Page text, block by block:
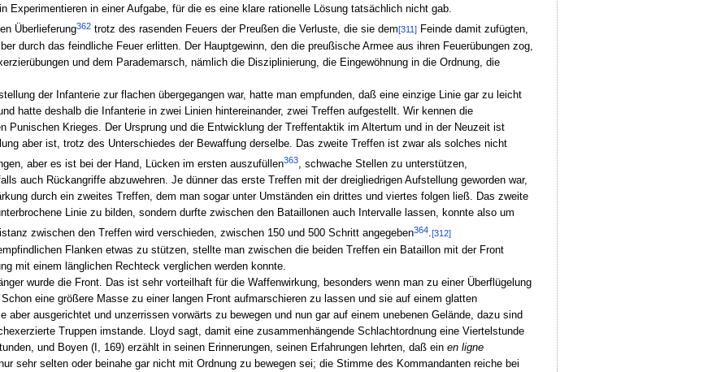
Experimentieren in einer Aufgabe, für die es eine klare rationelle Lösung tatsächlich nicht gab.
Überlieferung362 trotz des rasenden Feuers der Preußen die Verluste, die sie dem[311] Feinde damit zufügten,
durch das feindliche Feuer erlitten. Der Hauptgewinn, den die preußische Armee aus ihren Feuerübungen zog,
und dem Parademarsch, nämlich die Disziplinierung, die Eingewöhnung in die Ordnung, die
der Infanterie zur flachen übergegangen war, hatte man empfunden, daß eine einzige Linie gar zu leicht
hatte deshalb die Infanterie in zwei Linien hintereinander, zwei Treffen aufgestellt. Wir kennen die
Punischen Krieges. Der Ursprung und die Entwicklung der Treffentaktik im Altertum und in der Neuzeit ist
aber ist, trotz des Unterschiedes der Bewaffung derselbe. Das zweite Treffen ist zwar als solches nicht
aber es ist bei der Hand, Lücken im ersten auszufüllen363, schwache Stellen zu unterstützen,
auch Rückangriffe abzuwehren. Je dünner das erste Treffen mit der dreigliedrigen Aufstellung geworden war,
durch ein zweites Treffen, dem man sogar unter Umständen ein drittes und viertes folgen ließ. Das zweite
Linie zu bilden, sondern durfte zwischen den Bataillonen auch Intervalle lassen, konnte also um
zwischen den Treffen wird verschieden, zwischen 150 und 500 Schritt angegeben364.[312]
Flanken etwas zu stützen, stellte man zwischen die beiden Treffen ein Bataillon mit der Front
mit einem länglichen Rechteck verglichen werden konnte.
wurde die Front. Das ist sehr vorteilhaft für die Waffenwirkung, besonders wenn man zu einer Überflügelung
eine größere Masse zu einer langen Front aufmarschieren zu lassen und sie auf einem glatten
ausgerichtet und unzerrissen vorwärts zu bewegen und nun gar auf einem unebenen Gelände, dazu sind
Truppen imstande. Lloyd sagt, damit eine zusammenhängende Schlachtordnung eine Viertelstunde
und Boyen (I, 169) erzählt in seinen Erinnerungen, seinen Erfahrungen lehrten, daß ein en ligne
sehr selten oder beinahe gar nicht mit Ordnung zu bewegen sei; die Stimme des Kommandanten reiche bei